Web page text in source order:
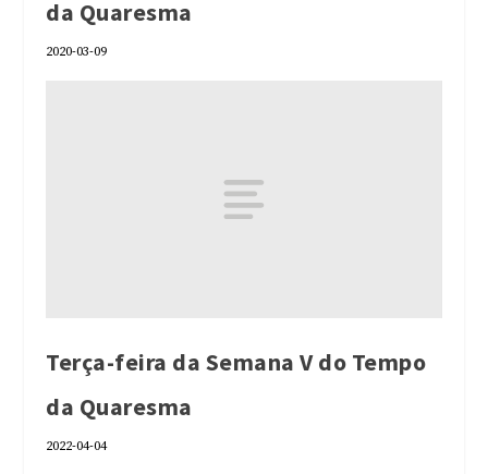
da Quaresma
2020-03-09
Terça-feira da Semana V do Tempo
da Quaresma
2022-04-04